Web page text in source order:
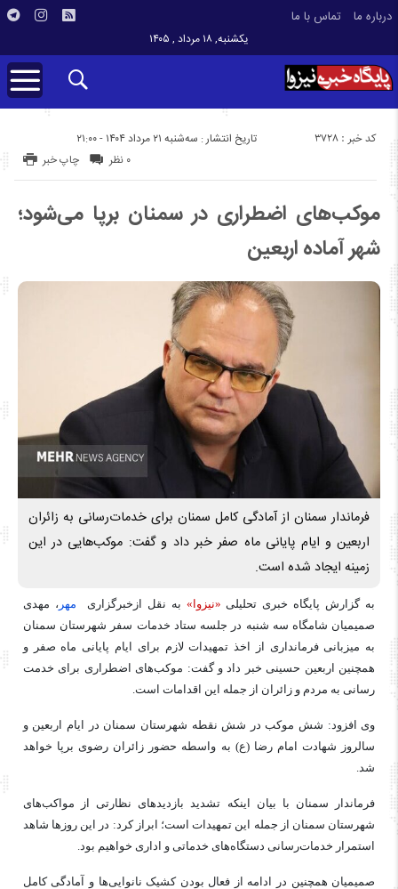
درباره ما تماس با ما
یکشنبه, ۱۸ مرداد , ۱۴۰۵
تاریخ انتشار : سه‌شنبه ۲۱ مرداد ۱۴۰۴ - ۲۱:۰۰ کد خبر : 3728
چاپ خبر ۰ نظر
موکب‌های اضطراری در سمنان برپا می‌شود؛
شهر آماده اربعین
فرماندار سمنان از آمادگی کامل سمنان برای خدمات‌رسانی به زائران
اربعین و ایام پایانی ماه صفر خبر داد و گفت: موکب‌هایی در این
زمینه ایجاد شده است.
به گزارش پایگاه خبری تحلیلی «نیزوا» به نقل ازخبرگزاری مهر ، مهدی
صمیمیان شامگاه سه شنبه در جلسه ستاد خدمات سفر شهرستان سمنان
به میزبانی فرمانداری از اخذ تمهیدات لازم برای ایام پایانی ماه صفر و
همچنین اربعین حسینی خبر داد و گفت: موکب‌های اضطراری برای خدمت
رسانی به مردم و زائران از جمله این اقدامات است.
وی افزود: شش موکب در شش نقطه شهرستان سمنان در ایام اربعین و
سالروز شهادت امام رضا (ع) به واسطه حضور زائران رضوی برپا خواهد
شد.
فرماندار سمنان با بیان اینکه تشدید بازدیدهای نظارتی از مواکب‌های
شهرستان سمنان از جمله این تمهیدات است؛ ابراز کرد: در این روزها شاهد
استمرار خدمات‌رسانی دستگاه‌های خدماتی و اداری خواهیم بود.
صمیمیان همچنین در ادامه از فعال بودن کشیک نانوایی‌ها و آمادگی کامل